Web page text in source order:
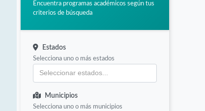
Encuentra programas académicos según tus
criterios de búsqueda
Estados
Selecciona uno o más estados
Municipios
Selecciona uno o más municipios